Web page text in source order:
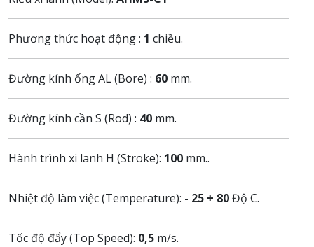
Phương thức hoạt động : 1 chiều.
Đường kính ống AL (Bore) : 60 mm.
Đường kính cần S (Rod) : 40 mm.
Hành trình xi lanh H (Stroke): 100 mm..
Nhiệt độ làm việc (Temperature): - 25 ÷ 80Độ C.
Tốc độ đẩy (Top Speed): 0,5 m/s.